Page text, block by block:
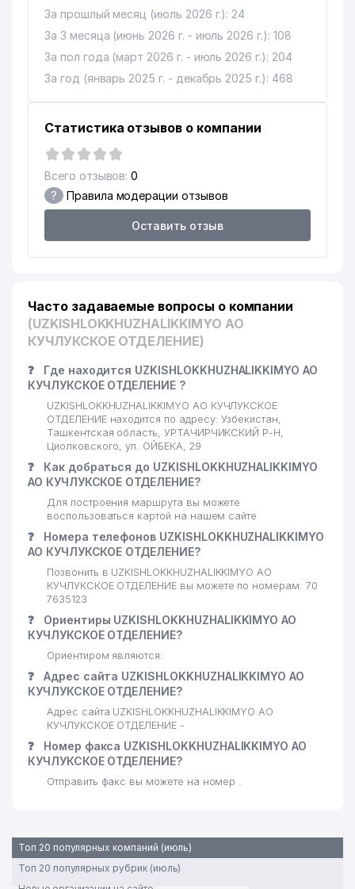
За прошлый месяц (июль 2026 г.): 24
За 3 месяца (июнь 2026 г. - июль 2026 г.): 108
За пол года (март 2026 г. - июль 2026 г.): 204
За год (январь 2025 г. - декабрь 2025 г.): 468
Статистика отзывов о компании
Всего отзывов: 0
? Правила модерации отзывов
Оставить отзыв
Часто задаваемые вопросы о компании
(UZKISHLOKKHUZHALIKKIMYO АО
КУЧЛУКСКОЕ ОТДЕЛЕНИЕ)
❓
Где находится UZKISHLOKKHUZHALIKKIMYO АО
КУЧЛУКСКОЕ ОТДЕЛЕНИЕ ?
UZKISHLOKKHUZHALIKKIMYO АО КУЧЛУКСКОЕ
ОТДЕЛЕНИЕ находится по адресу: Узбекистан,
Ташкентская область, УРТАЧИРЧИКСКИЙ Р-Н,
Циолковского, ул. ОЙБЕКА, 29
❓
Как добраться до UZKISHLOKKHUZHALIKKIMYO
АО КУЧЛУКСКОЕ ОТДЕЛЕНИЕ?
Для построения маршрута вы можете
воспользоваться картой на нашем сайте
❓
Номера телефонов UZKISHLOKKHUZHALIKKIMYO
АО КУЧЛУКСКОЕ ОТДЕЛЕНИЕ?
Позвонить в UZKISHLOKKHUZHALIKKIMYO АО
КУЧЛУКСКОЕ ОТДЕЛЕНИЕ вы можете по номерам: 70
7635123
❓
Ориентиры UZKISHLOKKHUZHALIKKIMYO АО
КУЧЛУКСКОЕ ОТДЕЛЕНИЕ?
Ориентиром являются:
❓
Адрес сайта UZKISHLOKKHUZHALIKKIMYO АО
КУЧЛУКСКОЕ ОТДЕЛЕНИЕ?
Адрес сайта UZKISHLOKKHUZHALIKKIMYO АО
КУЧЛУКСКОЕ ОТДЕЛЕНИЕ -
❓
Номер факса UZKISHLOKKHUZHALIKKIMYO АО
КУЧЛУКСКОЕ ОТДЕЛЕНИЕ?
Отправить факс вы можете на номер .
Топ 20 популярных компаний (июль)
Топ 20 популярных рубрик (июль)